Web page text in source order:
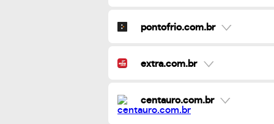
pontofrio.com.br
extra.com.br
centauro.com.br